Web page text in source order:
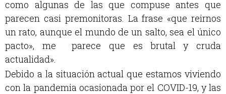
como algunas de las que compuse antes que
parecen casi premonitoras. La frase «que reirnos
un rato, aunque el mundo de un salto, sea el único
pacto», me parece que es brutal y cruda
actualidad».
Debido a la situación actual que estamos viviendo
con la pandemia ocasionada por el COVID-19, y las